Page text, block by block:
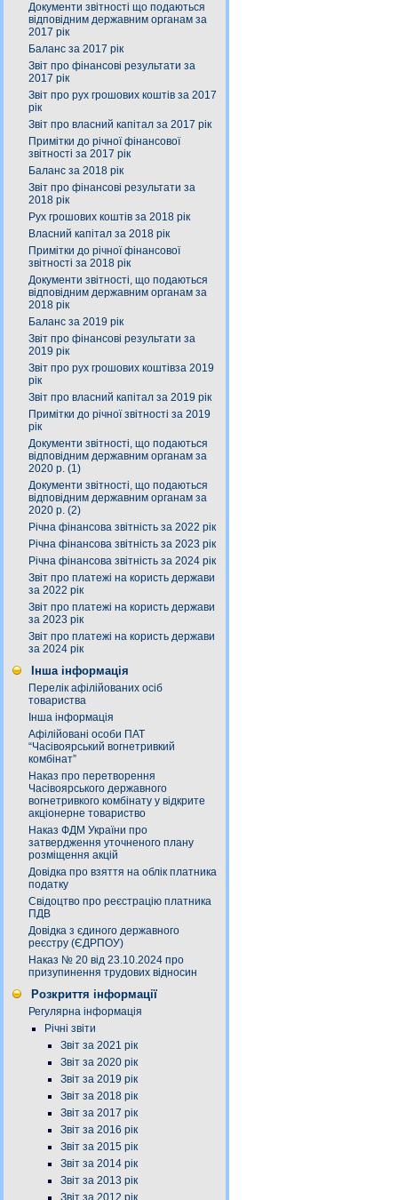
Документи звітності що подаються
відповідним державним органам за
2017 рік
Баланс за 2017 рік
Звіт про фінансові результати за
2017 рік
Звіт про рух грошових коштів за 2017
рік
Звіт про власний капітал за 2017 рік
Примітки до річної фінансової
звітності за 2017 рік
Баланс за 2018 рік
Звіт про фінансові результати за
2018 рік
Рух грошових коштів за 2018 рік
Власний капітал за 2018 рік
Примітки до річної фінансової
звітності за 2018 рік
Документи звітності, що подаються
відповідним державним органам за
2018 рік
Баланс за 2019 рік
Звіт про фінансові результати за
2019 рік
Звіт про рух грошових коштівза 2019
рік
Звіт про власний капітал за 2019 рік
Примітки до річної звітності за 2019
рік
Документи звітності, що подаються
відповідним державним органам за
2020 р. (1)
Документи звітності, що подаються
відповідним державним органам за
2020 р. (2)
Річна фінансова звітність за 2022 рік
Річна фінансова звітність за 2023 рік
Річна фінансова звітність за 2024 рік
Звіт про платежі на користь держави
за 2022 рік
Звіт про платежі на користь держави
за 2023 рік
Звіт про платежі на користь держави
за 2024 рік
Інша інформація
Перелік афілійованих осіб
товариства
Інша інформація
Афілійовані особи ПАТ
“Часівоярський вогнетривкий
комбінат”
Наказ про перетворення
Часівоярського державного
вогнетривкого комбінату у відкрите
акціонерне товариство
Наказ ФДМ України про
затвердження уточненого плану
розміщення акцій
Довідка про взяття на облік платника
податку
Свідоцтво про реєстрацію платника
ПДВ
Довідка з єдиного державного
реєстру (ЄДРПОУ)
Наказ № 20 від 23.10.2024 про
призупинення трудових відносин
Розкриття інформації
Регулярна інформація
Річні звіти
Звіт за 2021 рік
Звіт за 2020 рік
Звіт за 2019 рік
Звіт за 2018 рік
Звіт за 2017 рік
Звіт за 2016 рік
Звіт за 2015 рік
Звіт за 2014 рік
Звіт за 2013 рік
Звіт за 2012 рік